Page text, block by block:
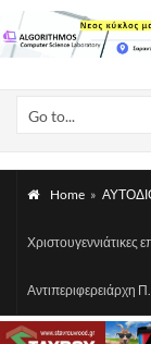
Go to...
Home »
Χριστουγεννιάτικες
Αντιπεριφερειάρχη